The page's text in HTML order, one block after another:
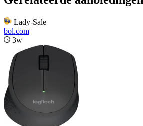
Lady-Sale
bol.com
3w